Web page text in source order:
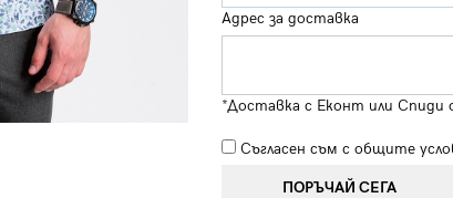
Адрес за доставка
*Доставка с Еконт или
Съгласен съм с общите
ПОРЪЧАЙ СЕГА